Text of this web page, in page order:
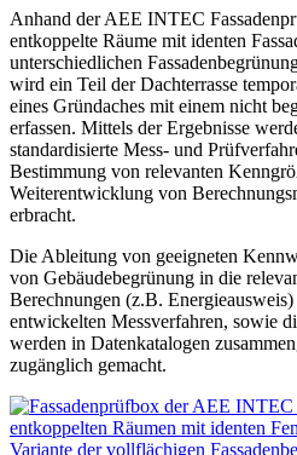
Anhand der AEE INTEC
entkoppelte Räume mit identen
unterschiedlichen
wird ein Teil der Dachterrasse
eines Gründaches mit einem nicht
erfassen. Mittels der Ergebnisse
standardisierte Mess- und
Bestimmung von relevanten
Weiterentwicklung von
erbracht.
Die Ableitung von geeigneten
von Gebäudebegrünung in die
Berechnungen (z.B.
entwickelten Messverfahren, sowie
werden in Datenkatalogen
zugänglich gemacht.